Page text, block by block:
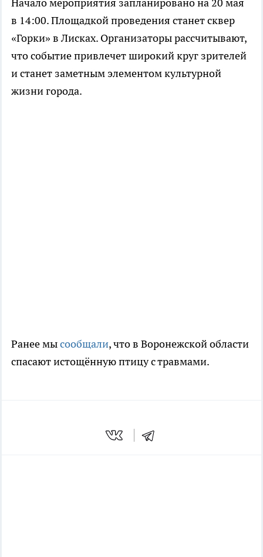
в 14:00. Площадкой проведения станет сквер
«Горки» в Лисках. Организаторы рассчитывают,
что событие привлечет широкий круг зрителей
и станет заметным элементом культурной
жизни города.
Ранее мысообщали, что в Воронежской области
спасают истощённую птицу с травмами.